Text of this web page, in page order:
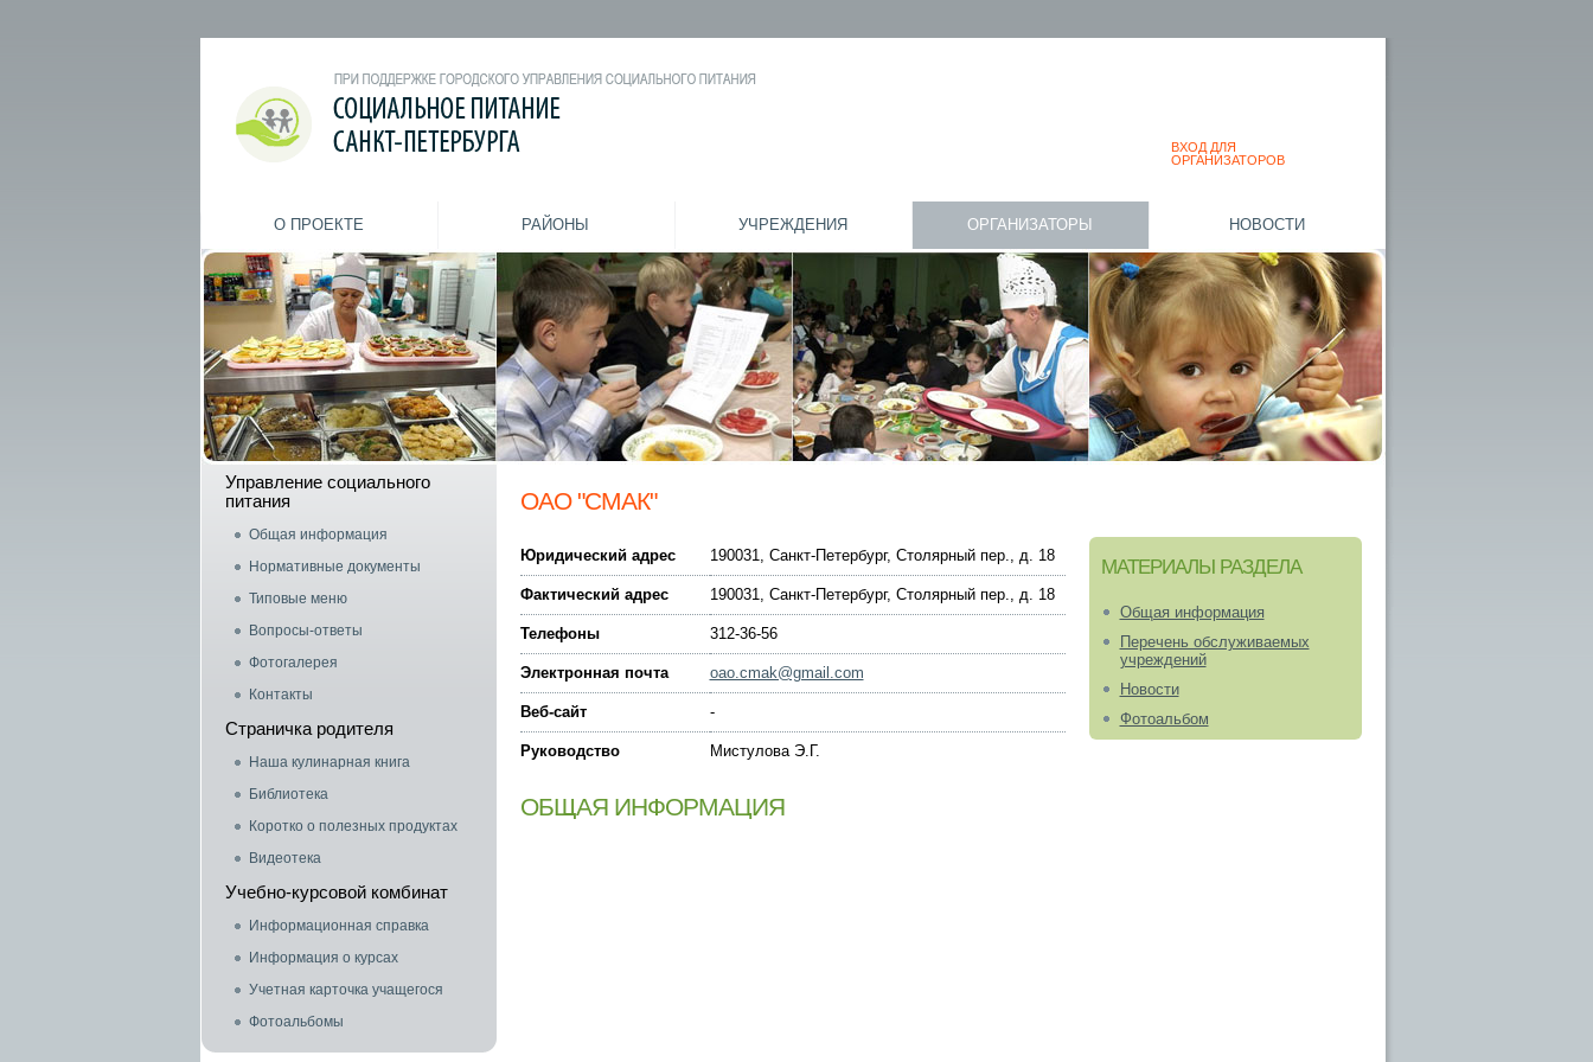
ВХОД ДЛЯ
ОРГАНИЗАТОРОВ
О ПРОЕКТЕ РАЙОНЫ УЧРЕЖДЕНИЯ ОРГАНИЗАТОРЫ НОВОСТИ
Управление социального
питания
Общая информация
Нормативные документы
Типовые меню
Вопросы-ответы
Фотогалерея
Контакты
Страничка родителя
Наша кулинарная книга
Библиотека
Коротко о полезных продуктах
Видеотека
Учебно-курсовой комбинат
Информационная справка
Информация о курсах
Учетная карточка учащегося
Фотоальбомы
ОАО "СМАК"
МАТЕРИАЛЫ РАЗДЕЛА
Общая информация
Перечень обслуживаемых
учреждений
Новости
Фотоальбом
Юридический адрес 190031, Санкт-Петербург, Столярный пер., д. 18
Фактический адрес 190031, Санкт-Петербург, Столярный пер., д. 18
Телефоны 312-36-56
Электронная почта oao.cmak@gmail.com
Веб-сайт -
Руководство Мистулова Э.Г.
ОБЩАЯ ИНФОРМАЦИЯ